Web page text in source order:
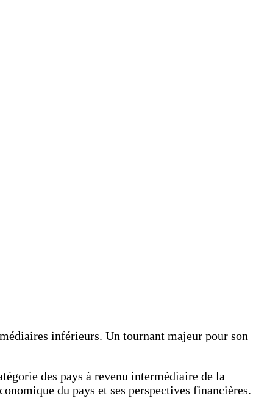
inférieurs. Un tournant majeur pour son
des pays à revenu intermédiaire de la
du pays et ses perspectives financières.